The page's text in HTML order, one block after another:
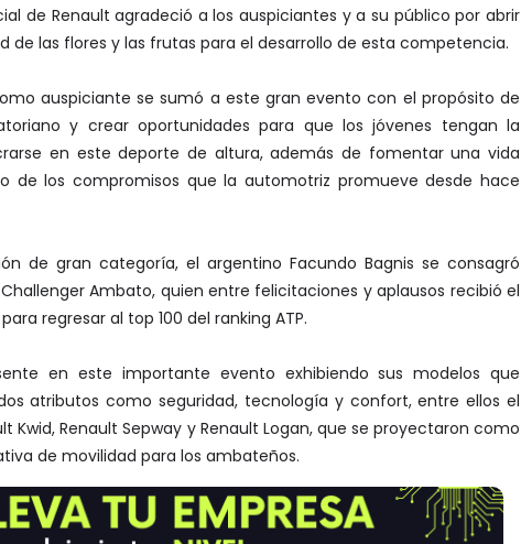
de Renault agradeció a los auspiciantes y a su público por abrir
de las flores y las frutas para el desarrollo de esta competencia.
auspiciante se sumó a este gran evento con el propósito de
y crear oportunidades para que los jóvenes tengan la
en este deporte de altura, además de fomentar una vida
de los compromisos que la automotriz promueve desde hace
de gran categoría, el argentino Facundo Bagnis se consagró
Ambato, quien entre felicitaciones y aplausos recibió el
regresar al top 100 del ranking ATP.
en este importante evento exhibiendo sus modelos que
atributos como seguridad, tecnología y confort, entre ellos el
Kwid, Renault Sepway y Renault Logan, que se proyectaron como
de movilidad para los ambateños.